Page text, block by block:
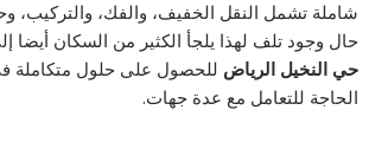
شاملة تشمل النقل الخفيف، والفك، والتركيب،
حال وجود تلف لهذا يلجأ الكثير من السكان أيضا
حي النخيل الرياض للحصول على حلول متكاملة
الحاجة للتعامل مع عدة جهات.